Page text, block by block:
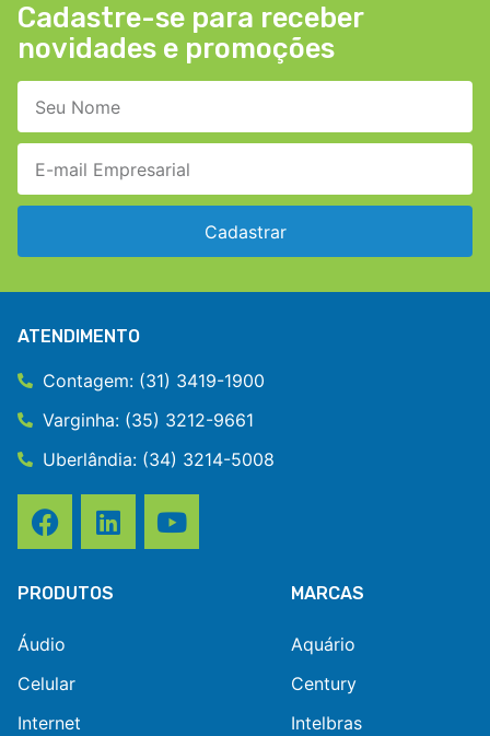
Cadastre-se para receber
novidades e promoções
Cadastrar
ATENDIMENTO
Contagem: (31) 3419-1900
Varginha: (35) 3212-9661
Uberlândia: (34) 3214-5008
PRODUTOS
Áudio
Celular
Internet
MARCAS
Aquário
Century
Intelbras